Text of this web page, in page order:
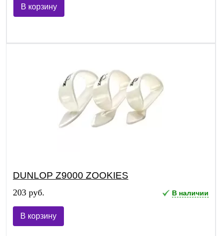
В корзину
DUNLOP Z9000 ZOOKIES
203 руб. В наличии
В корзину